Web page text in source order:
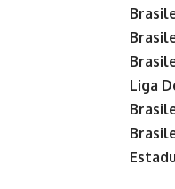
Liga